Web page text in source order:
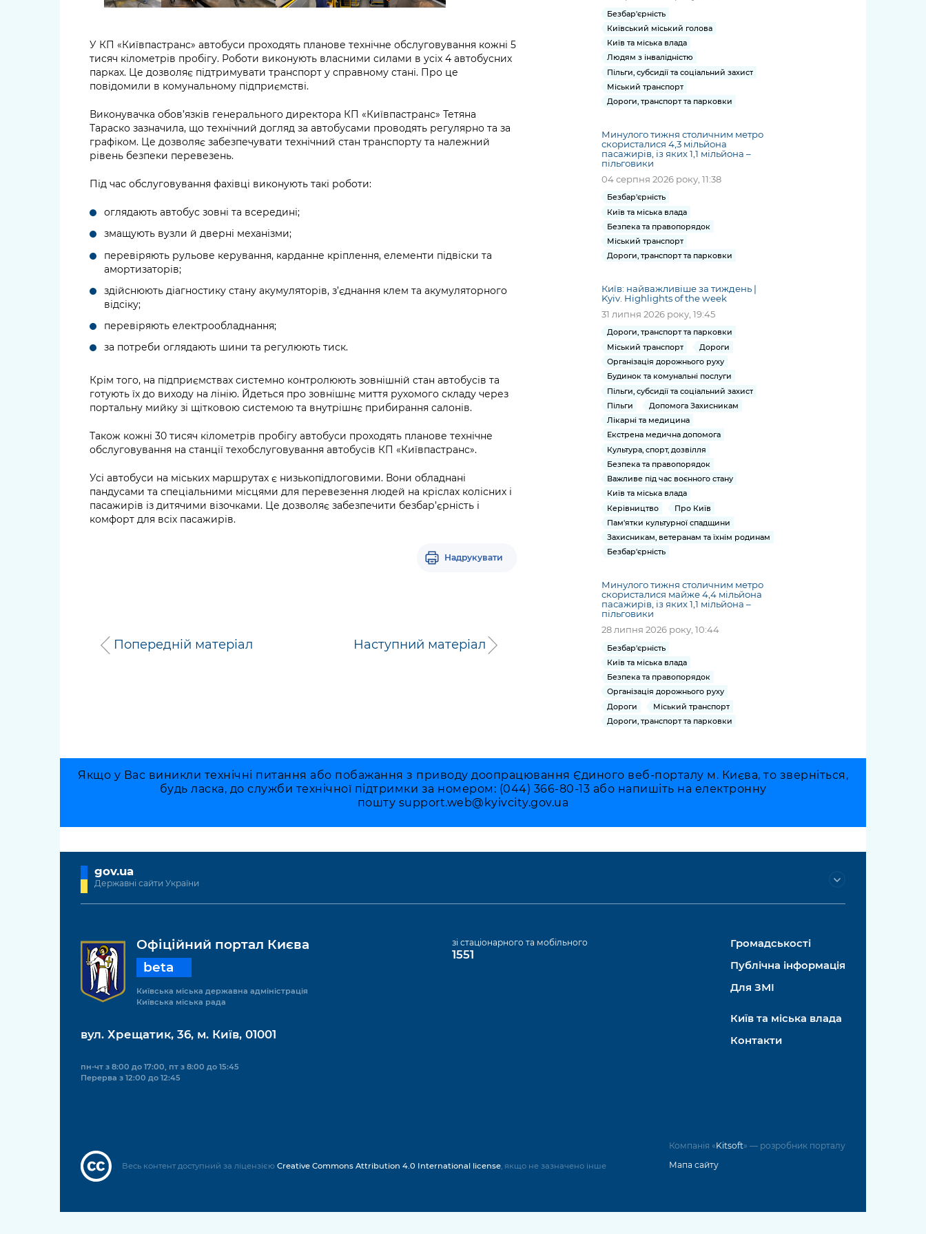
У КП «Київпастранс» автобуси проходять планове технічне обслуговування кожні 5
тисяч кілометрів пробігу. Роботи виконують власними силами в усіх 4 автобусних
парках. Це дозволяє підтримувати транспорт у справному стані. Про це
повідомили в комунальному підприємстві.
Виконувачка обов’язків генерального директора КП «Київпастранс» Тетяна
Тараско зазначила, що технічний догляд за автобусами проводять регулярно та за
графіком. Це дозволяє забезпечувати технічний стан транспорту та належний
рівень безпеки перевезень.
Під час обслуговування фахівці виконують такі роботи:
оглядають автобус зовні та всередині;
змащують вузли й дверні механізми;
перевіряють рульове керування, карданне кріплення, елементи підвіски та
амортизаторів;
здійснюють діагностику стану акумуляторів, з’єднання клем та акумуляторного
відсіку;
перевіряють електрообладнання;
за потреби оглядають шини та регулюють тиск.
Крім того, на підприємствах системно контролюють зовнішній стан автобусів та
готують їх до виходу на лінію. Йдеться про зовнішнє миття рухомого складу через
портальну мийку зі щітковою системою та внутрішнє прибирання салонів.
Також кожні 30 тисяч кілометрів пробігу автобуси проходять планове технічне
обслуговування на станції техобслуговування автобусів КП «Київпастранс».
Усі автобуси на міських маршрутах є низькопідлоговими. Вони обладнані
пандусами та спеціальними місцями для перевезення людей на кріслах колісних і
пасажирів із дитячими візочками. Це дозволяє забезпечити безбар’єрність і
комфорт для всіх пасажирів.
Надрукувати
Попередній матеріал Наступний матеріал
Безбар'єрність
Київський міський голова
Київ та міська влада
Людям з інвалідністю
Пільги, субсидії та соціальний захист
Міський транспорт
Дороги, транспорт та парковки
Минулого тижня столичним метро
скористалися 4,3 мільйона
пасажирів, із яких 1,1 мільйона –
пільговики
04 серпня 2026 року, 11:38
Безбар'єрність
Київ та міська влада
Безпека та правопорядок
Міський транспорт
Дороги, транспорт та парковки
Київ: найважливіше за тиждень |
Kyiv. Highlights of the week
31 липня 2026 року, 19:45
Дороги, транспорт та парковки
Міський транспорт
Дороги
Організація дорожнього руху
Будинок та комунальні послуги
Пільги, субсидії та соціальний захист
Пільги
Допомога Захисникам
Лікарні та медицина
Екстрена медична допомога
Культура, спорт, дозвілля
Безпека та правопорядок
Важливе під час воєнного стану
Київ та міська влада
Керівництво
Про Київ
Пам'ятки культурної спадщини
Захисникам, ветеранам та їхнім родинам
Безбар'єрність
Минулого тижня столичним метро
скористалися майже 4,4 мільйона
пасажирів, із яких 1,1 мільйона –
пільговики
28 липня 2026 року, 10:44
Безбар'єрність
Київ та міська влада
Безпека та правопорядок
Організація дорожнього руху
Дороги
Міський транспорт
Дороги, транспорт та парковки
Якщо у Вас виникли технічні питання або побажання з приводу доопрацювання Єдиного веб-порталу м. Києва, то зверніться,
будь ласка, до служби технічної підтримки за номером: (044) 366-80-13 або напишіть на електронну
пошту support.web@kyivcity.gov.ua
gov.ua
Державні сайти України
Офіційний портал Києва
beta
Київська міська державна адміністрація
Київська міська рада
вул. Хрещатик, 36, м. Київ, 01001
пн-чт з 8:00 до 17:00, пт з 8:00 до 15:45
Перерва з 12:00 до 12:45
зі стаціонарного та мобільного
1551
Громадськості
Публічна інформація
Для ЗМІ
Київ та міська влада
Контакти
Компанія «Kitsoft» — розробник порталу
Мапа сайту
Весь контент доступний за ліцензією Creative Commons Attribution 4.0 International license, якщо не зазначено інше